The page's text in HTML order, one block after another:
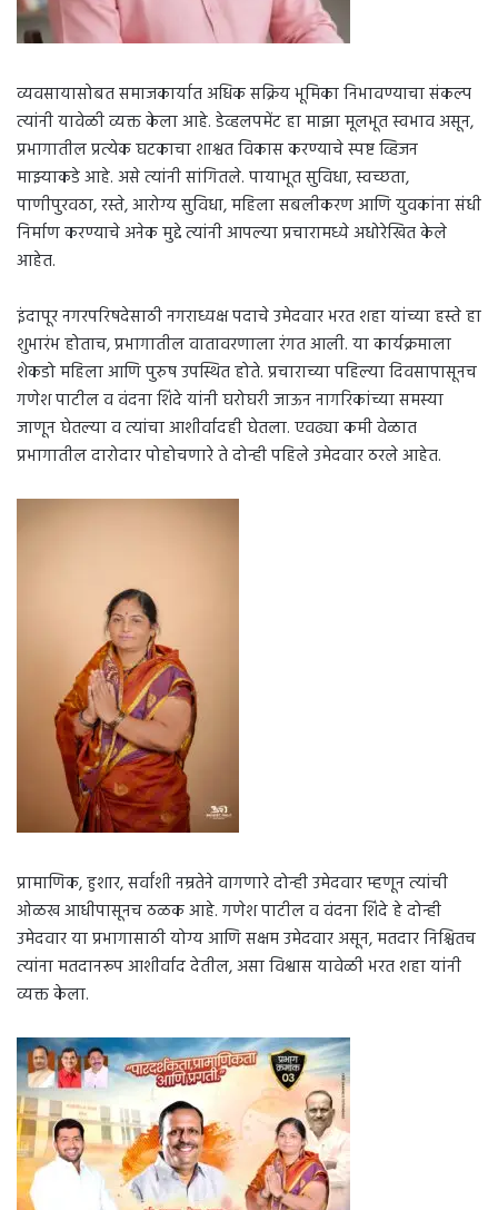
व्यवसायासोबत समाजकार्यात अधिक सक्रिय भूमिका निभावण्याचा संकल्प
त्यांनी यावेळी व्यक्त केला आहे. डेव्हलपमेंट हा माझा मूलभूत स्वभाव असून,
प्रभागातील प्रत्येक घटकाचा शाश्वत विकास करण्याचे स्पष्ट व्हिजन
माझ्याकडे आहे. असे त्यांनी सांगितले. पायाभूत सुविधा, स्वच्छता,
पाणीपुरवठा, रस्ते, आरोग्य सुविधा, महिला सबलीकरण आणि युवकांना संधी
निर्माण करण्याचे अनेक मुद्दे त्यांनी आपल्या प्रचारामध्ये अधोरेखित केले
आहेत.
इंदापूर नगरपरिषदेसाठी नगराध्यक्ष पदाचे उमेदवार भरत शहा यांच्या हस्ते हा
शुभारंभ होताच, प्रभागातील वातावरणाला रंगत आली. या कार्यक्रमाला
शेकडो महिला आणि पुरुष उपस्थित होते. प्रचाराच्या पहिल्या दिवसापासूनच
गणेश पाटील व वंदना शिंदे यांनी घरोघरी जाऊन नागरिकांच्या समस्या
जाणून घेतल्या व त्यांचा आशीर्वादही घेतला. एवढ्या कमी वेळात
प्रभागातील दारोदार पोहोचणारे ते दोन्ही पहिले उमेदवार ठरले आहेत.
प्रामाणिक, हुशार, सर्वांशी नम्रतेने वागणारे दोन्ही उमेदवार म्हणून त्यांची
ओळख आधीपासूनच ठळक आहे. गणेश पाटील व वंदना शिंदे हे दोन्ही
उमेदवार या प्रभागासाठी योग्य आणि सक्षम उमेदवार असून, मतदार निश्चितच
त्यांना मतदानरूप आशीर्वाद देतील, असा विश्वास यावेळी भरत शहा यांनी
व्यक्त केला.